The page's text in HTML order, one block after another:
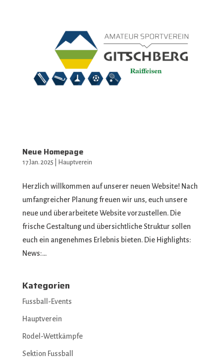
Neue Homepage
17 Jan. 2025 Hauptverein
Herzlich willkommen auf unserer neuen Website! Nach
umfangreicher Planung freuen wir uns, euch unsere
neue und überarbeitete Website vorzustellen. Die
frische Gestaltung und übersichtliche Struktur sollen
euch ein angenehmes Erlebnis bieten. Die Highlights:
News:...
Kategorien
Fussball-Events
Hauptverein
Rodel-Wettkämpfe
Sektion Fussball